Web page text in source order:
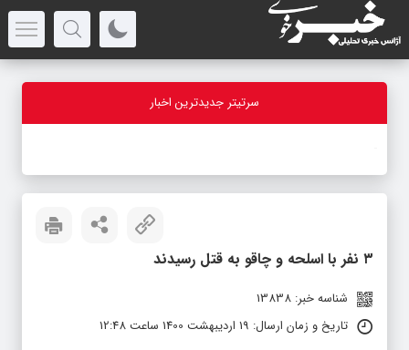
سرتیتر جدیدترین اخبار
۳ نفر با اسلحه و چاقو به قتل رسیدند
شناسه خبر: 13838
تاریخ و زمان ارسال: 19 اردیبهشت 1400 ساعت 12:48